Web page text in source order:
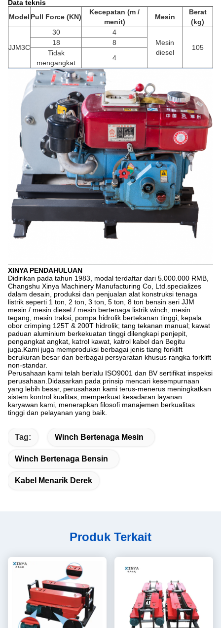
Data teknis
Model Pull Force (KN)
Kecepatan (m /
menit)
Mesin
Berat
(kg)
JJM3C
30
4
Mesin
diesel
105
18
8
Tidak
mengangkat
4
XINYA PENDAHULUAN
Didirikan pada tahun 1983, modal terdaftar dari 5.000.000 RMB,
Changshu Xinya Machinery Manufacturing Co, Ltd.specializes
dalam desain, produksi dan penjualan alat konstruksi tenaga
listrik seperti 1 ton, 2 ton, 3 ton, 5 ton, 8 ton bensin seri JJM
mesin / mesin diesel / mesin bertenaga listrik winch, mesin
tegang, mesin traksi, pompa hidrolik bertekanan tinggi; kepala
obor crimping 125T & 200T hidrolik; tang tekanan manual; kawat
paduan aluminium berkekuatan tinggi dilengkapi penjepit,
pengangkat angkat, katrol kawat, katrol kabel dan Begitu
juga.Kami juga memproduksi berbagai jenis tiang forklift
berukuran besar dan berbagai persyaratan khusus rangka forklift
non-standar.
Perusahaan kami telah berlalu ISO9001 dan BV sertifikat inspeksi
perusahaan.Didasarkan pada prinsip mencari kesempurnaan
yang lebih besar, perusahaan kami terus-menerus meningkatkan
sistem kontrol kualitas, memperkuat kesadaran layanan
karyawan kami, menerapkan filosofi manajemen berkualitas
tinggi dan pelayanan yang baik.
Tag: Winch Bertenaga Mesin
Winch Bertenaga Bensin
Kabel Menarik Derek
Produk Terkait